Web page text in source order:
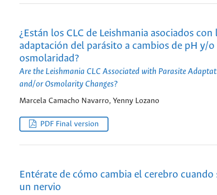
¿Están los CLC de Leishmania asociados con
adaptación del parásito a cambios de pH y/o
osmolaridad?
Are the Leishmania CLC Associated with Parasite
and/or Osmolarity Changes?
Marcela Camacho Navarro, Yenny Lozano
PDF Final version
Entérate de cómo cambia el cerebro cuando
un nervio